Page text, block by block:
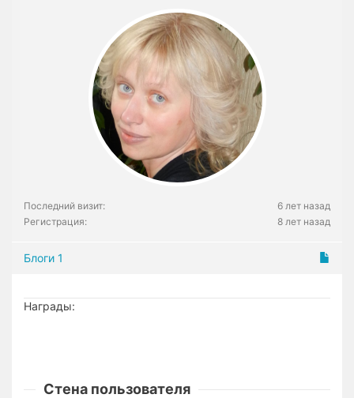
Последний визит:
6 лет назад
Регистрация:
8 лет назад
Блоги 1
Награды:
Стена пользователя